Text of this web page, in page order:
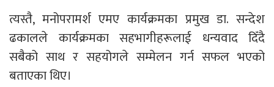
त्यस्तै, मनोपरामर्श एमए कार्यक्रमका प्रमुख डा. सन्देश
ढकालले कार्यक्रमका सहभागीहरूलाई धन्यवाद दिँदै
सबैको साथ र सहयोगले सम्मेलन गर्न सफल भएको
बताएका थिए।